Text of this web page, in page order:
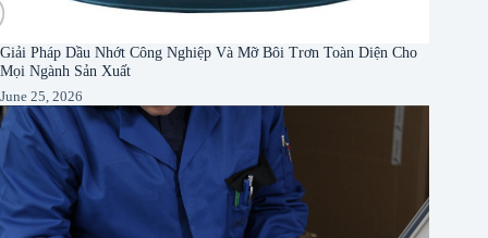
Giải Pháp Dầu Nhớt Công Nghiệp Và Mỡ Bôi Trơn Toàn Diện Cho
Mọi Ngành Sản Xuất
June 25, 2026